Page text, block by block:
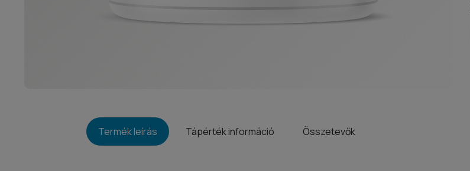
Termék leírás Tápérték információ Összetevők